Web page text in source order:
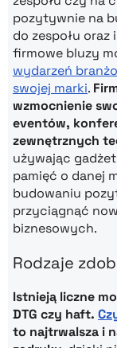
pozytywnie na
do zespołu
firmowe bluzy
wydarzeń
swojej marki.
wzmocnienie
eventów,
zewnętrznych
używając
pamięć o danej
budowaniu
przyciągnąć
biznesowych.
Rodzaje
Istnieją liczne
DTG czy haft.
to najtrwalsza i